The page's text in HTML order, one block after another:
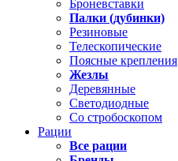
Броневставки
Палки (дубинки)
Резиновые
Телескопические
Поясные крепления
Жезлы
Деревянные
Светодиодные
Со стробоскопом
Рации
Все рации